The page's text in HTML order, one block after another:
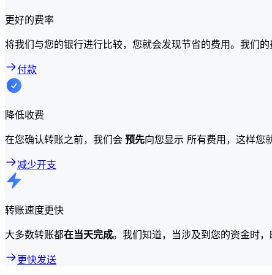
更好的费率
将我们与您的银行进行比较，您就会发现节省的费用。我们的
付款
降低收费
在您确认转账之前，我们会 预先向您显示 所有费用，这样您
减少开支
转账速度更快
大多数转账都在当天完成。我们知道，当涉及到您的资金时，
更快发送